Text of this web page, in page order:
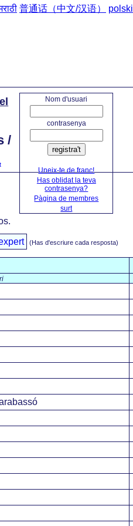
普通话（中文/汉语） polski
Nom d'usuari
contrasenya
registra't
Uneix-te de franc!
Has oblidat la teva
contrasenya?
Pàgina de membres
surt
/
(Has d'escriure cada resposta)